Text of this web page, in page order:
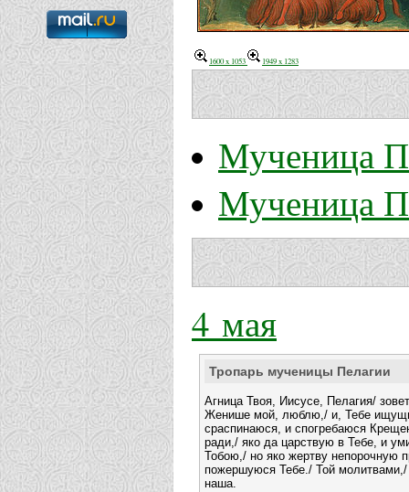
1600 x 1053 1949 x 1283
Мученица
Мученица
4 мая
Тропарь мученицы Пелагии
Агница Твоя, Иисусе, Пелагия/
Женише мой, люблю,/ и, Тебе
сраспинаюся, и спогребаюся
ради,/ яко да царствую в Тебе, и
Тобою,/ но яко жертву непорочную
пожершуюся Тебе./ Той
наша.